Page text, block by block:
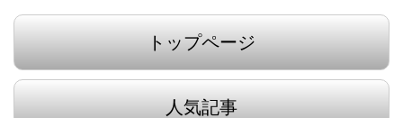
トップページ
人気記事